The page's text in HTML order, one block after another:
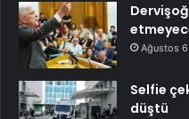
Ağustos
Selfie
düştü